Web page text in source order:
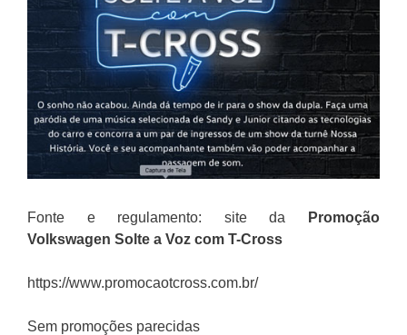
Fonte e regulamento: site da
Promoção
Volkswagen Solte a Voz com T-Cross
https://www.promocaotcross.com.br/
Sem promoções parecidas